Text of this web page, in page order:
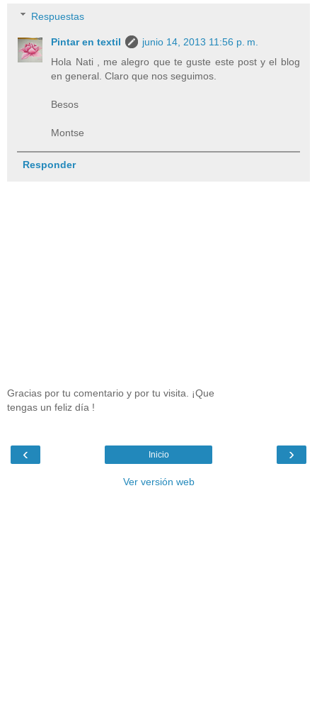
Respuestas
Pintar en textil
junio 14, 2013 11:56 p. m.
Hola Nati , me alegro que te guste este post y el blog
en general. Claro que nos seguimos.
Besos
Montse
Responder
Gracias por tu comentario y por tu visita. ¡Que
tengas un feliz día !
‹ ›
Inicio
Ver versión web